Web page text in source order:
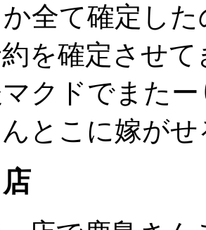
全て確定し
を確定させ
クドでまた
とこに嫁が